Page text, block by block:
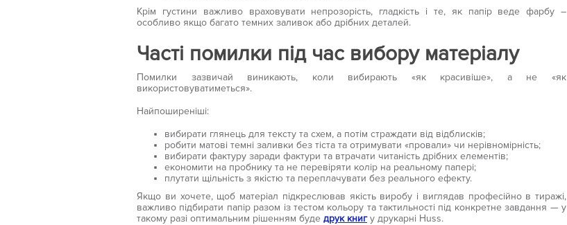
Крім густини важливо враховувати непрозорість, гладкість і те, як папір веде фарбу –
особливо якщо багато темних заливок або дрібних деталей.
Часті помилки під час вибору матеріалу
Помилки зазвичай виникають, коли вибирають «як красивіше», а не «як
використовуватиметься».
Найпоширеніші:
вибирати глянець для тексту та схем, а потім страждати від відблисків;
робити матові темні заливки без тіста та отримувати «провали» чи нерівномірність;
вибирати фактуру заради фактури та втрачати читаність дрібних елементів;
економити на пробнику та не перевіряти колір на реальному папері;
плутати щільність з якістю та переплачувати без реального ефекту.
Якщо ви хочете, щоб матеріал підкреслював якість виробу і виглядав професійно в тиражі,
важливо підбирати папір разом із тестом кольору та тактильності під конкретне завдання — у
такому разі оптимальним рішенням буде друк книгу друкарні Huss.